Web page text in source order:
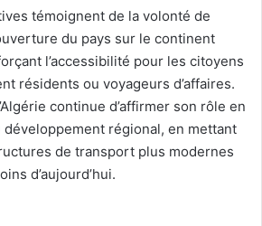
témoignent de la volonté de
du pays sur le continent
l’accessibilité pour les citoyens
résidents ou voyageurs d’affaires.
continue d’affirmer son rôle en
développement régional, en mettant
de transport plus modernes
d’aujourd’hui.